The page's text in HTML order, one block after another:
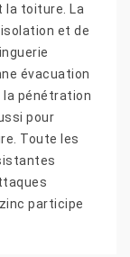
la toiture. La
et de
évacuation
la pénétration
pour
Toute les
participe